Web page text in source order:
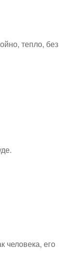
тепло, без
человека, его